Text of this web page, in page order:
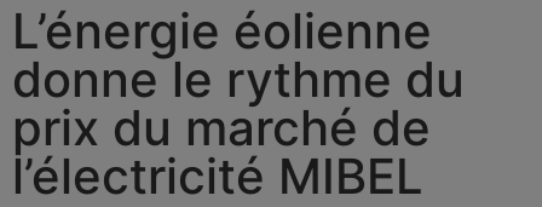
L’énergie éolienne
donne le rythme du
prix du marché de
l’électricité MIBEL